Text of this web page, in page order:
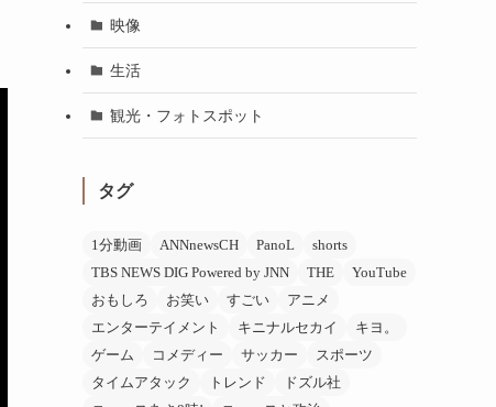
映像
生活
観光・フォトスポット
タグ
1分動画 ANNnewsCH PanoL
shorts
TBS NEWS DIG Powered by JNN
THE
YouTube
おもしろ
お笑い すごい
アニメ
エンターテイメント
キニナルセカイ
キヨ。
ゲーム
コメディー サッカー
スポーツ
タイムアタック
トレンド
ドズル社